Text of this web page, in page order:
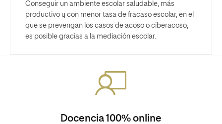
Conseguir un ambiente escolar saludable, más
productivo y con menor tasa de fracaso escolar, en el
que se prevengan los casos de acoso o ciberacoso,
es posible gracias a la mediación escolar.
Docencia 100% online